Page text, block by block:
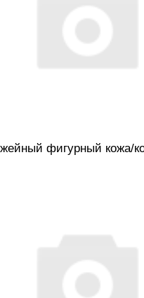
фигурный кожа/